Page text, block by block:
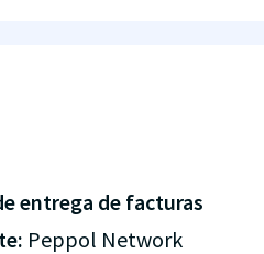
entrega de facturas
Peppol Network